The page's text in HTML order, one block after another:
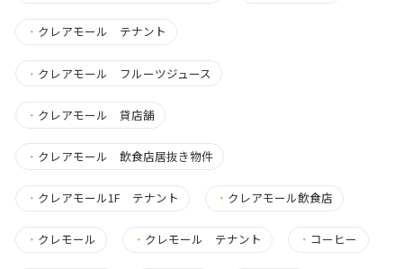
・ クレアモール テナント
・ クレアモール フルーツジュース
・ クレアモール 貸店舗
・ クレアモール 飲食店居抜き物件
・ クレアモール1F テナント ・ クレアモール飲食店
・ クレモール ・ クレモール テナント ・ コーヒー